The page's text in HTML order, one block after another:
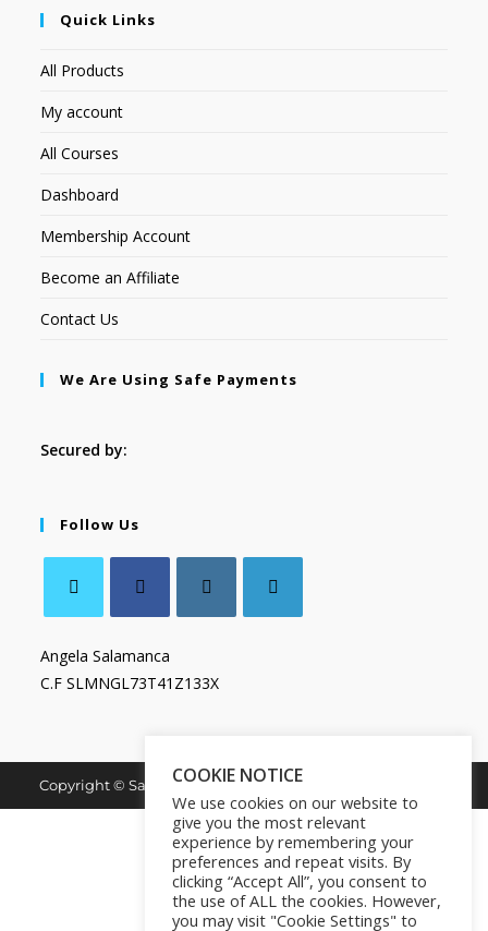
Quick Links
All Products
My account
All Courses
Dashboard
Membership Account
Become an Affiliate
Contact Us
We Are Using Safe Payments
Secured by:
Follow Us
Angela Salamanca
C.F SLMNGL73T41Z133X
Copyright © Salamanca Book & Store. All Rights Reserved.
COOKIE NOTICE
We use cookies on our website to
give you the most relevant
experience by remembering your
preferences and repeat visits. By
clicking “Accept All”, you consent to
the use of ALL the cookies. However,
you may visit "Cookie Settings" to